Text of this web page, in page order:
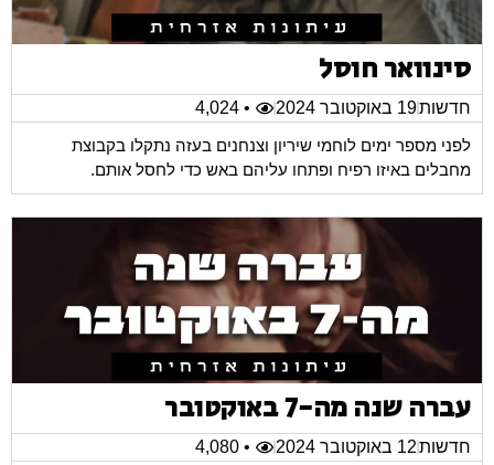
סינוואר חוסל
חדשות19 באוקטובר 2024
• 4,024
לפני מספר ימים לוחמי שיריון וצנחנים בעזה נתקלו בקבוצת
מחבלים באיזו רפיח ופתחו עליהם באש כדי לחסל אותם.
עברה שנה מה-7 באוקטובר
חדשות12 באוקטובר 2024 • 4,080